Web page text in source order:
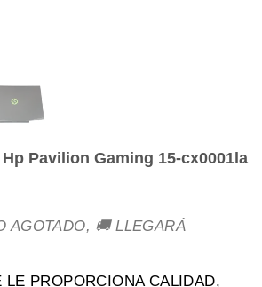
Pavilion Gaming 15-cx0001la
AGOTADO, 🚚 LLEGARÁ
LE PROPORCIONA CALIDAD,